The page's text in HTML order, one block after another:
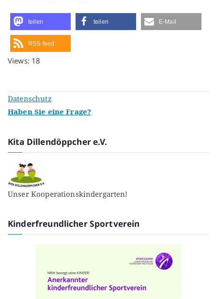
teilen teilen E-Mail
RSS-feed
Views: 18
Datenschutz
Haben Sie eine Frage?
Kita Dillendöppcher e.V.
Unser Kooperationskindergarten!
Kinderfreundlicher Sportverein